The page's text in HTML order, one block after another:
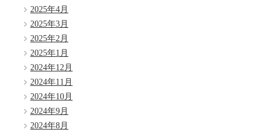
2025年4月
2025年3月
2025年2月
2025年1月
2024年12月
2024年11月
2024年10月
2024年9月
2024年8月